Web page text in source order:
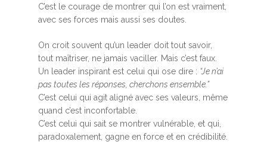
C’est le courage de montrer qui l’on est vraiment,
avec ses forces mais aussi ses doutes.
On croit souvent qu’un leader doit tout savoir,
tout maîtriser, ne jamais vaciller. Mais c’est faux.
Un leader inspirant est celui qui ose dire : “Je n’ai
pas toutes les réponses, cherchons ensemble.”
C’est celui qui agit aligné avec ses valeurs, même
quand c’est inconfortable.
C’est celui qui sait se montrer vulnérable, et qui,
paradoxalement, gagne en force et en crédibilité.